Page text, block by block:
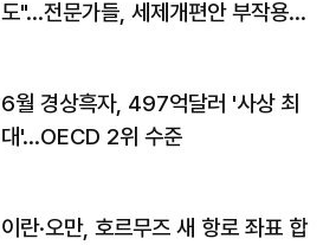
도"…전문가들, 세제개편안 부작용
6월 경상흑자, 497억달러 '사상 최
대'…OECD 2위 수준
이란·오만, 호르무즈 새 항로 좌표 합